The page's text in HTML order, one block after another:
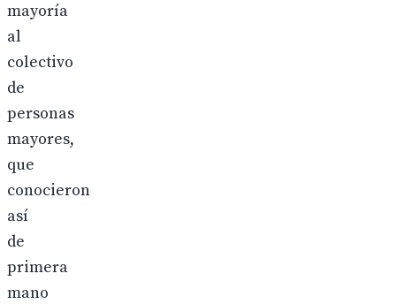
mayoría
al
colectivo
de
personas
mayores,
que
conocieron
así
de
primera
mano